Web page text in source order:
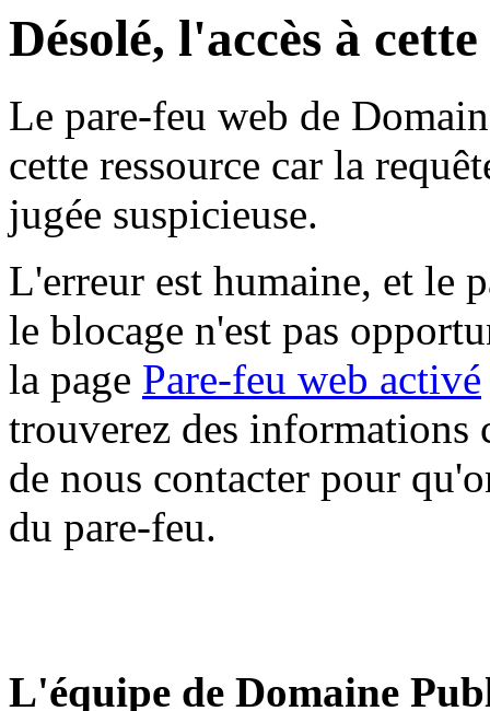
Désolé, l'accès à
Le pare-feu web de
cette ressource car la
jugée suspicieuse.
L'erreur est humaine, et le
le blocage n'est pas
la page Pare-feu web activé
trouverez des informations
de nous contacter pour
du pare-feu.
L'équipe de Domaine